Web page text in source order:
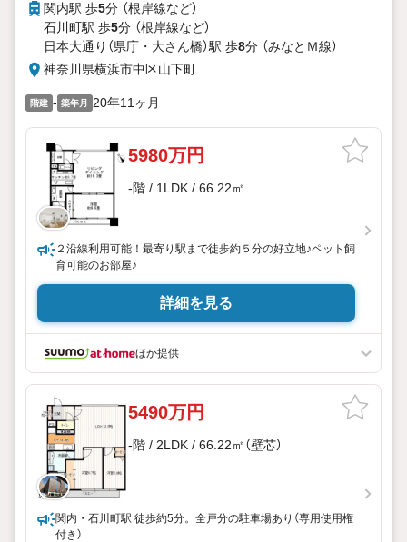
関内駅 歩5分 （根岸線など）
石川町駅 歩5分 （根岸線など）
日本大通り（県庁・大さん橋）駅 歩8分 （みなとＭ線）
神奈川県横浜市中区山下町
階建 - 築年月 20年11ヶ月
5980万円
-階 / 1LDK / 66.22㎡
２沿線利用可能！最寄り駅まで徒歩約５分の好立地♪ペット飼
育可能のお部屋♪
詳細を見る
ほか提供
5490万円
-階 / 2LDK / 66.22㎡（壁芯）
関内・石川町駅 徒歩約5分。全戸分の駐車場あり（専用使用権
付き）